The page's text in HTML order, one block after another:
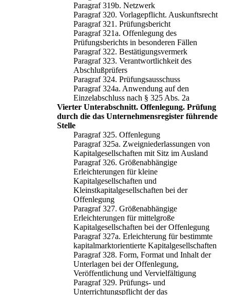
Paragraf 319b. Netzwerk
Paragraf 320. Vorlagepflicht. Auskunftsrecht
Paragraf 321. Prüfungsbericht
Paragraf 321a. Offenlegung des
Prüfungsberichts in besonderen Fällen
Paragraf 322. Bestätigungsvermerk
Paragraf 323. Verantwortlichkeit des
Abschlußprüfers
Paragraf 324. Prüfungsausschuss
Paragraf 324a. Anwendung auf den
Einzelabschluss nach § 325 Abs. 2a
Vierter Unterabschnitt. Offenlegung. Prüfung
durch die das Unternehmensregister führende
Stelle
Paragraf 325. Offenlegung
Paragraf 325a. Zweigniederlassungen von
Kapitalgesellschaften mit Sitz im Ausland
Paragraf 326. Größenabhängige
Erleichterungen für kleine
Kapitalgesellschaften und
Kleinstkapitalgesellschaften bei der
Offenlegung
Paragraf 327. Größenabhängige
Erleichterungen für mittelgroße
Kapitalgesellschaften bei der Offenlegung
Paragraf 327a. Erleichterung für bestimmte
kapitalmarktorientierte Kapitalgesellschaften
Paragraf 328. Form, Format und Inhalt der
Unterlagen bei der Offenlegung,
Veröffentlichung und Vervielfältigung
Paragraf 329. Prüfungs- und
Unterrichtungspflicht der das